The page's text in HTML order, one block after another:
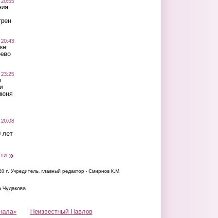
лет
г. Учредитель, главный редактор - Смирнов К.М.
Неизвестный Павлов